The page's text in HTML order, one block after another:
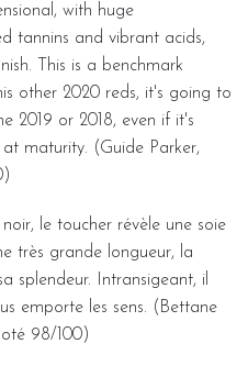
with huge
tannins and vibrant acids,
This is a benchmark
other 2020 reds, it's going to
2019 or 2018, even if it's
maturity. (Guide Parker,
le toucher révèle une soie
très grande longueur, la
splendeur. Intransigeant, il
emporte les sens. (Bettane
98/100)